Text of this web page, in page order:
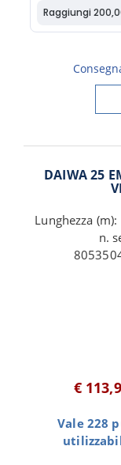
DAIWA 25
Lunghezza
n.
€
Vale 228